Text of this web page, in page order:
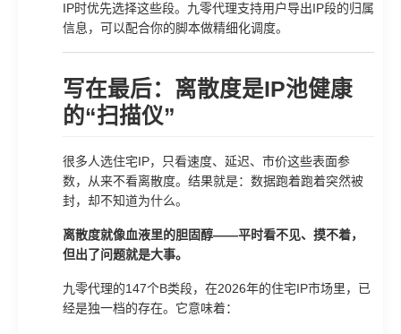
IP时优先选择这些段。九零代理支持用户导出IP段的归属
信息，可以配合你的脚本做精细化调度。
写在最后：离散度是IP池健康
的“扫描仪”
很多人选住宅IP，只看速度、延迟、市价这些表面参
数，从来不看离散度。结果就是：数据跑着跑着突然被
封，却不知道为什么。
离散度就像血液里的胆固醇——平时看不见、摸不着，
但出了问题就是大事。
九零代理的147个B类段，在2026年的住宅IP市场里，已
经是独一档的存在。它意味着：